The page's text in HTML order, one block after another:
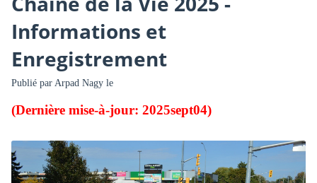
Informations et
Enregistrement
Publié par Arpad Nagyle
(Dernière mise-à-jour: 2025sept04)